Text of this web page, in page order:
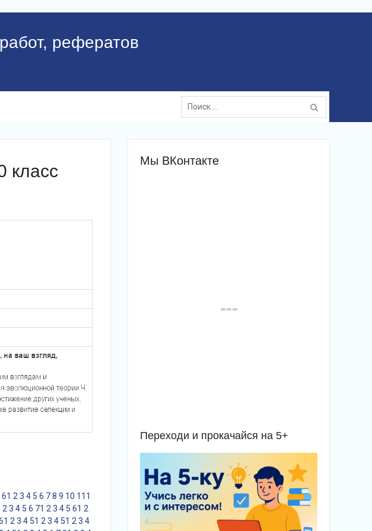
рефератов
Поиск:
класс
61 2 3 4 5 6 78 9 10 11 1
2 3 4 5 6 71 2 3 4 5 61 2
1 2 3 4 51 2 3 4 51 2 3 4
Мы ВКонтакте
Переходи и прокачайся на 5+